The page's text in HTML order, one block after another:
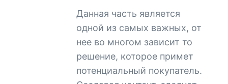
Данная часть является
одной из самых важных, от
нее во многом зависит то
решение, которое примет
потенциальный покупатель.